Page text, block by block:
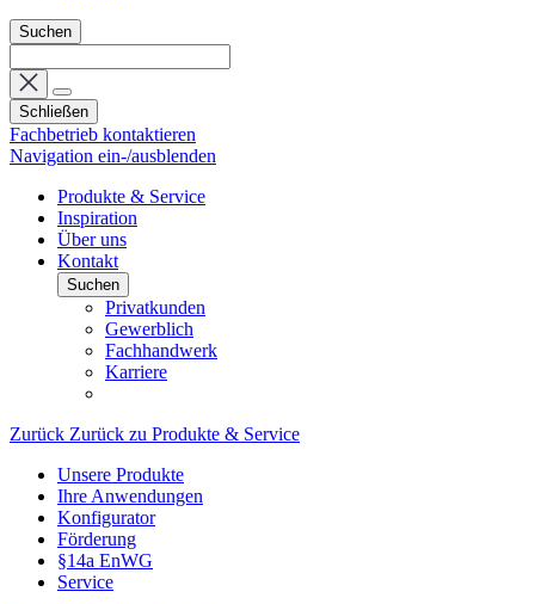
Suchen
Schließen
Fachbetrieb kontaktieren
Navigation ein-/ausblenden
Produkte & Service
Inspiration
Über uns
Kontakt
Suchen
Privatkunden
Gewerblich
Fachhandwerk
Karriere
Zurück Zurück zu Produkte & Service
Unsere Produkte
Ihre Anwendungen
Konfigurator
Förderung
§14a EnWG
Service